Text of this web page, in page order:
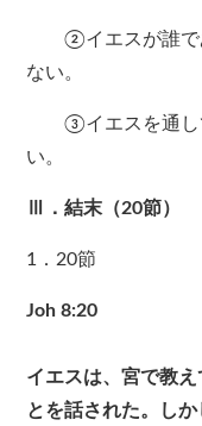
②イエスが誰であ
ない。
③イエスを通して
い。
Ⅲ．結末（20節）
1．20節
Joh 8:20
イエスは、宮で教
とを話された。し